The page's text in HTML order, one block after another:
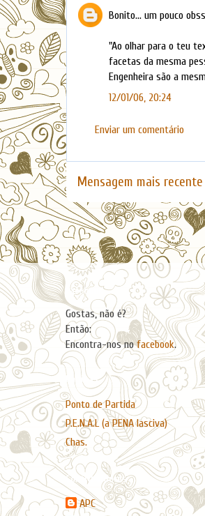
Bonito... um pouco
"Ao olhar para o teu
facetas da mesma
Engenheira são a
12/01/06, 20:24
Enviar um comentário
Mensagem mais recente
Facebook
Gostas, não é?
Então:
Encontra-nos nofacebook.
Páginas
Ponto de Partida
P.E.N.A.L (a PENA lasciva)
Chas.
Contribuidores
APC